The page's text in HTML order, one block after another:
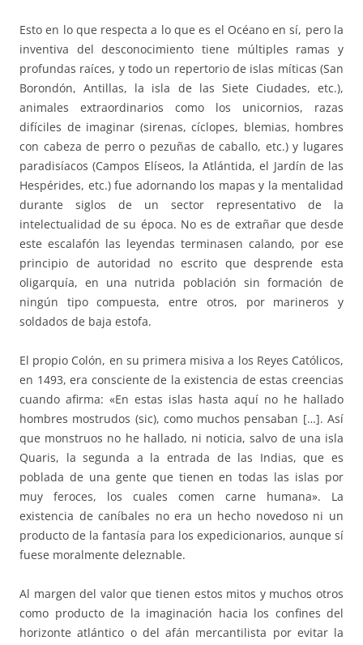
Esto en lo que respecta a lo que es el Océano en sí, pero la
inventiva del desconocimiento tiene múltiples ramas y
profundas raíces, y todo un repertorio de islas míticas (San
Borondón, Antillas, la isla de las Siete Ciudades, etc.),
animales extraordinarios como los unicornios, razas
difíciles de imaginar (sirenas, cíclopes, blemias, hombres
con cabeza de perro o pezuñas de caballo, etc.) y lugares
paradisíacos (Campos Elíseos, la Atlántida, el Jardín de las
Hespérides, etc.) fue adornando los mapas y la mentalidad
durante siglos de un sector representativo de la
intelectualidad de su época. No es de extrañar que desde
este escalafón las leyendas terminasen calando, por ese
principio de autoridad no escrito que desprende esta
oligarquía, en una nutrida población sin formación de
ningún tipo compuesta, entre otros, por marineros y
soldados de baja estofa.
El propio Colón, en su primera misiva a los Reyes Católicos,
en 1493, era consciente de la existencia de estas creencias
cuando afirma: «En estas islas hasta aquí no he hallado
hombres mostrudos (sic), como muchos pensaban […]. Así
que monstruos no he hallado, ni noticia, salvo de una isla
Quaris, la segunda a la entrada de las Indias, que es
poblada de una gente que tienen en todas las islas por
muy feroces, los cuales comen carne humana». La
existencia de caníbales no era un hecho novedoso ni un
producto de la fantasía para los expedicionarios, aunque sí
fuese moralmente deleznable.
Al margen del valor que tienen estos mitos y muchos otros
como producto de la imaginación hacia los confines del
horizonte atlántico o del afán mercantilista por evitar la